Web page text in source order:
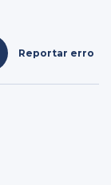
Reportar erro